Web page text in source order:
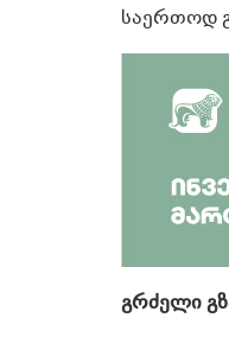
საერთოდ
გრძელი